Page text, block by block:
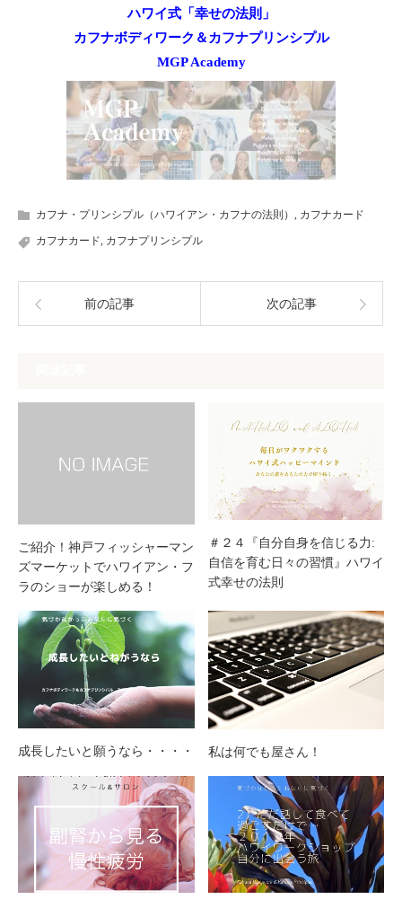
ハワイ式「幸せの法則」
カフナボディワーク＆カフナプリンシプル
MGP Academy
カフナ・プリンシプル（ハワイアン・カフナの法則） , カフナカード
カフナカード, カフナプリンシプル
前の記事 次の記事
ご紹介！神戸フィッシャーマン
ズマーケットでハワイアン・フ
ラのショーが楽しめる！
＃２４『自分自身を信じる力:
自信を育む日々の習慣』ハワイ
式幸せの法則
成長したいと願うなら・・・・ 私は何でも屋さん！